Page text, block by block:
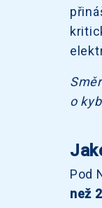
o
Pod
než